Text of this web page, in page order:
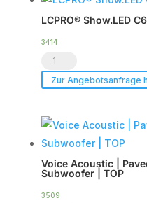
6DA
|
DSP
Endstufe
Case
Menge
LCPRO® Show.LED
3414
LCPRO®
Show.LED
-
Tourpack
(8er
Set)
Zur Angebotsanfrage
Voice Acoustic |
Subwoofer | TOP
3509